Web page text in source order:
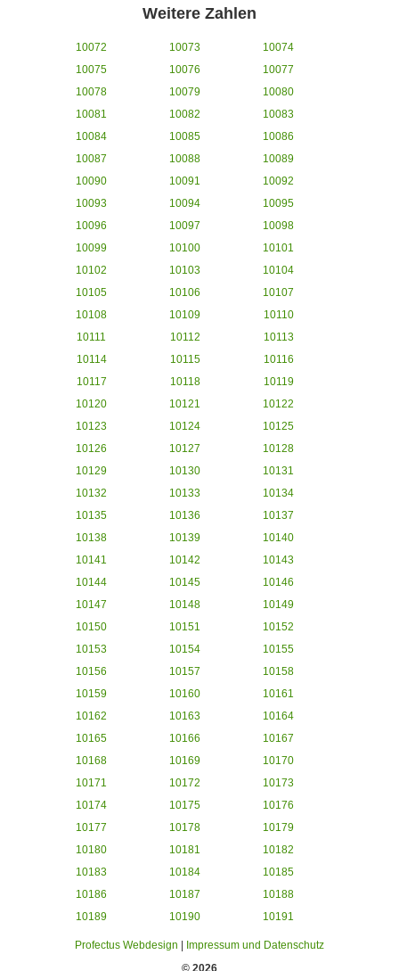
Weitere Zahlen
10072 10073
10074
10075
10076
10077
10078
10079
10080
10081
10082
10083
10084
10085
10086
10087
10088
10089
10090
10091
10092
10093
10094
10095
10096
10097
10098
10099
10100
10101
10102
10103
10104
10105
10106
10107
10108
10109
10110
10111
10112
10113
10114
10115
10116
10117
10118
10119
10120
10121
10122
10123
10124
10125
10126
10127
10128
10129
10130
10131
10132
10133
10134
10135
10136
10137
10138
10139
10140
10141
10142
10143
10144
10145
10146
10147
10148
10149
10150
10151
10152
10153
10154
10155
10156
10157
10158
10159
10160
10161
10162
10163
10164
10165
10166
10167
10168
10169
10170
10171
10172
10173
10174
10175
10176
10177
10178
10179
10180
10181
10182
10183
10184
10185
10186
10187
10188
10189
10190 10191
Profectus Webdesign
Impressum und Datenschutz